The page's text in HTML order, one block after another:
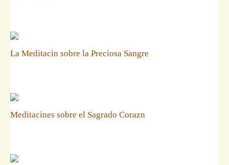
La Meditacin sobre la Preciosa Sangre
Meditacines sobre el Sagrado Corazn